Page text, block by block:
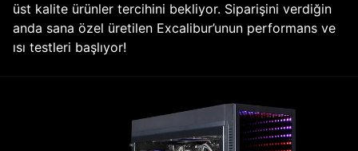
üst kalite ürünler tercihini bekliyor. Siparişini verdiğin
anda sana özel üretilen Excalibur’unun performans ve
ısı testleri başlıyor!